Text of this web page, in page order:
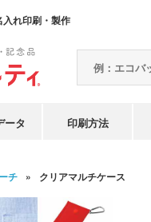
入れ印刷・製作
ータ 印刷方法
チ クリアマルチケース